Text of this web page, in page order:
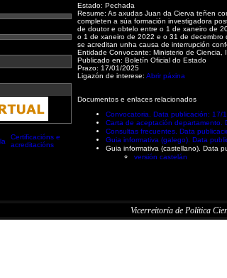
Certificacións e
acreditacións
Estado: Pechada
Resume: As axudas Juan da Cierva teñen
completen a súa formación investigadora
de doutor e obtelo entre o 1 de xaneiro de
o 1 de xaneiro de 2022 e o 31 de
se acreditan unha causa de interrupción
Entidade Convocante: Ministerio de Ciencia,
Publicado en: Boletín Oficial do Estado
Prazo: 17/01/2025
Ligazón de interese: Abrir páxina
Documentos e enlaces relacionados
Convocatoria. Data publicación: 17/
Carta de aceptación departamento.
Consultas frecuentes. Data
Guia informativa (galego). Data
Guia informativa (castellano). Data
versión castelán
Vicerreitoría de Política